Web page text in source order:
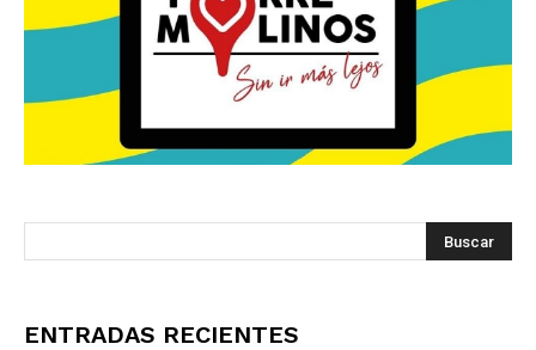
ENTRADAS RECIENTES